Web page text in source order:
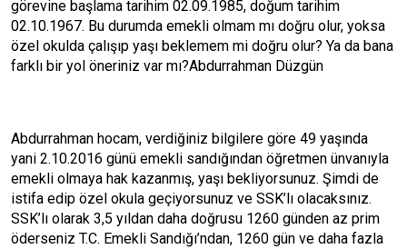
görevine başlama tarihim 02.09.1985, doğum tarihim
02.10.1967. Bu durumda emekli olmam mı doğru olur, yoksa
özel okulda çalışıp yaşı beklemem mi doğru olur? Ya da bana
farklı bir yol öneriniz var mı?Abdurrahman Düzgün
Abdurrahman hocam, verdiğiniz bilgilere göre 49 yaşında
yani 2.10.2016 günü emekli sandığından öğretmen ünvanıyla
emekli olmaya hak kazanmış, yaşı bekliyorsunuz. Şimdi de
istifa edip özel okula geçiyorsunuz ve SSK’lı olacaksınız.
SSK’lı olarak 3,5 yıldan daha doğrusu 1260 günden az prim
öderseniz T.C. Emekli Sandığı’ndan, 1260 gün ve daha fazla